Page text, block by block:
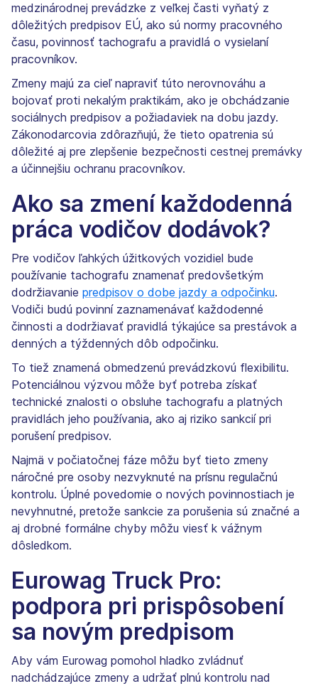
medzinárodnej prevádzke z veľkej časti vyňatý z
dôležitých predpisov EÚ, ako sú normy pracovného
času, povinnosť tachografu a pravidlá o vysielaní
pracovníkov.
Zmeny majú za cieľ napraviť túto nerovnováhu a
bojovať proti nekalým praktikám, ako je obchádzanie
sociálnych predpisov a požiadaviek na dobu jazdy.
Zákonodarcovia zdôrazňujú, že tieto opatrenia sú
dôležité aj pre zlepšenie bezpečnosti cestnej premávky
a účinnejšiu ochranu pracovníkov.
Ako sa zmení každodenná
práca vodičov dodávok?
Pre vodičov ľahkých úžitkových vozidiel bude
používanie tachografu znamenať predovšetkým
dodržiavanie predpisov o dobe jazdy a odpočinku.
Vodiči budú povinní zaznamenávať každodenné
činnosti a dodržiavať pravidlá týkajúce sa prestávok a
denných a týždenných dôb odpočinku.
To tiež znamená obmedzenú prevádzkovú flexibilitu.
Potenciálnou výzvou môže byť potreba získať
technické znalosti o obsluhe tachografu a platných
pravidlách jeho používania, ako aj riziko sankcií pri
porušení predpisov.
Najmä v počiatočnej fáze môžu byť tieto zmeny
náročné pre osoby nezvyknuté na prísnu regulačnú
kontrolu. Úplné povedomie o nových povinnostiach je
nevyhnutné, pretože sankcie za porušenia sú značné a
aj drobné formálne chyby môžu viesť k vážnym
dôsledkom.
Eurowag Truck Pro:
podpora pri prispôsobení
sa novým predpisom
Aby vám Eurowag pomohol hladko zvládnuť
nadchádzajúce zmeny a udržať plnú kontrolu nad